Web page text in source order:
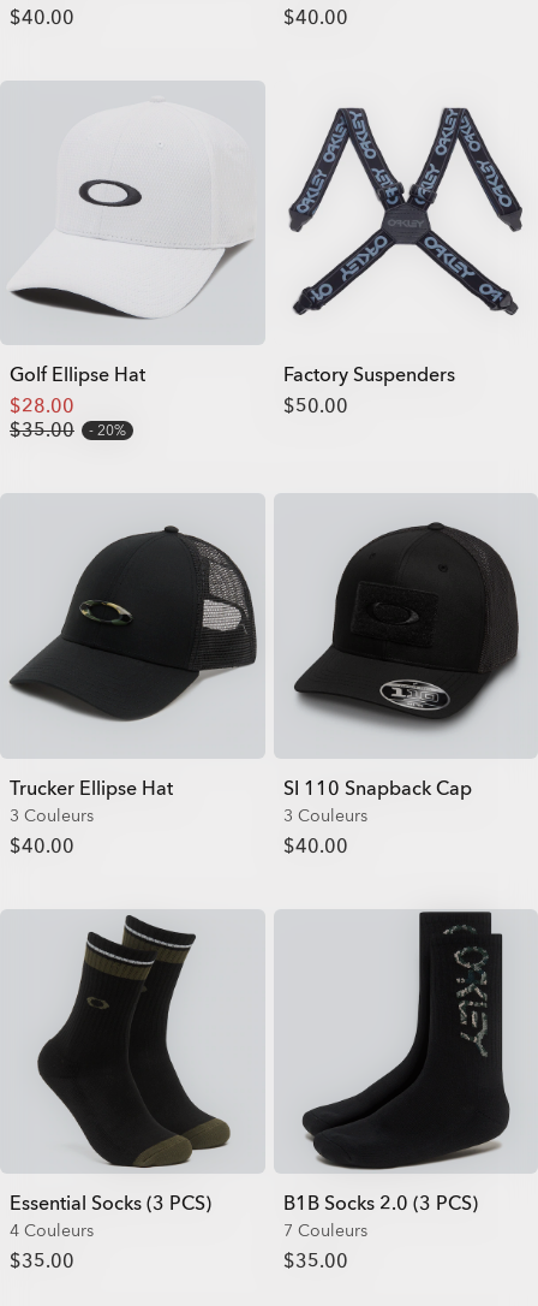
$40.00 $40.00
Golf Ellipse Hat
$28.00
$35.00
20%
Factory Suspenders
$50.00
Trucker Ellipse Hat
3 Couleurs
$40.00
SI 110 Snapback Cap
3 Couleurs
$40.00
Essential Socks (3 PCS)
4 Couleurs
$35.00
B1B Socks 2.0 (3 PCS)
7 Couleurs
$35.00